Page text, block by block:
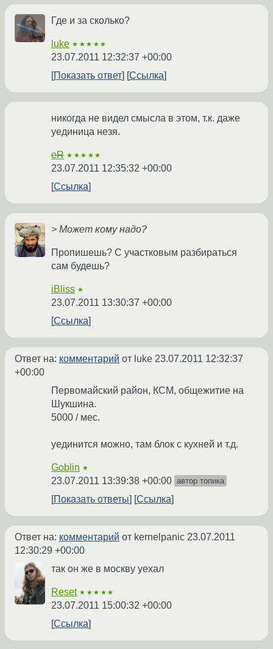
Где и за сколько?
luke ★★★★★
23.07.2011 12:32:37 +00:00
Показать ответ
Ссылка
никогда не видел смысла в этом, т.к. даже
уединица незя.
eR ★★★★★
23.07.2011 12:35:32 +00:00
Ссылка
> Может кому надо?
Пропишешь? С участковым разбираться
сам будешь?
iBliss ★
23.07.2011 13:30:37 +00:00
Ссылка
Ответ на: комментарий от luke 23.07.2011 12:32:37
+00:00
Первомайский район, КСМ, общежитие на
Шукшина.
5000 / мес.
уединится можно, там блок с кухней и т.д.
Goblin ★
23.07.2011 13:39:38 +00:00 автор топика
Показать ответы Ссылка
Ответ на: комментарий от kernelpanic 23.07.2011
12:30:29 +00:00
так он же в москву уехал
Reset ★★★★★
23.07.2011 15:00:32 +00:00
Ссылка